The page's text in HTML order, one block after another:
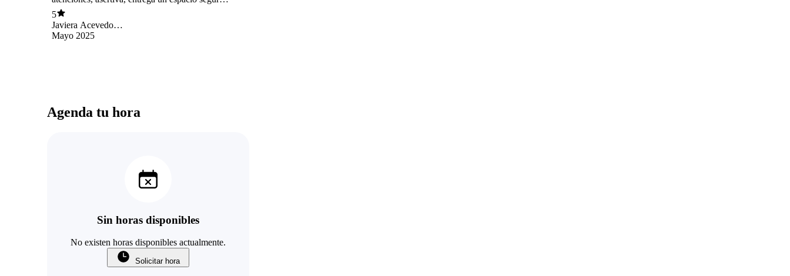
he visto avances y grandes mejorías, muy
agradecida por el vínculo que logra formar.
5
Javiera Acevedo
Zapata
Mayo 2025
Agenda tu hora
Sin horas disponibles
No existen horas disponibles actualmente.
Solicitar hora